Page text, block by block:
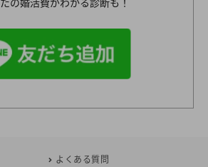
よくある質問